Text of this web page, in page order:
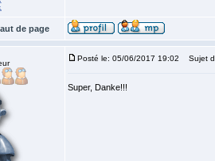
de page
Posté le: 05/06/2017 19:02 Sujet
Super, Danke!!!